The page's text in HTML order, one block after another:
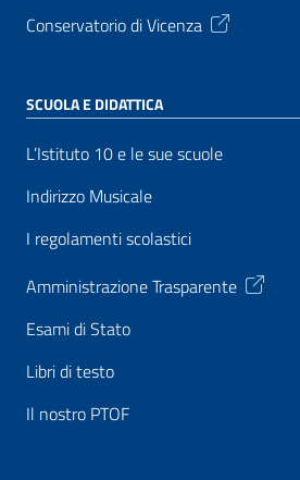
Conservatorio di Vicenza
SCUOLA E DIDATTICA
L’Istituto 10 e le sue scuole
Indirizzo Musicale
I regolamenti scolastici
Amministrazione Trasparente
Esami di Stato
Libri di testo
Il nostro PTOF